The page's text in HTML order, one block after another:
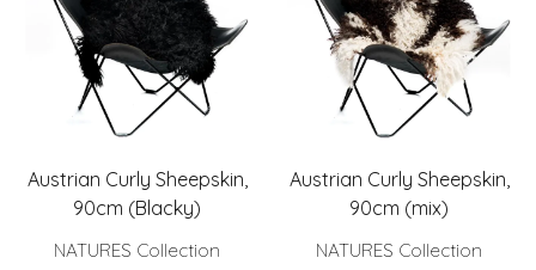
Austrian Curly Sheepskin,
90cm (Blacky)
NATURES Collection
Austrian Curly Sheepskin,
90cm (mix)
NATURES Collection